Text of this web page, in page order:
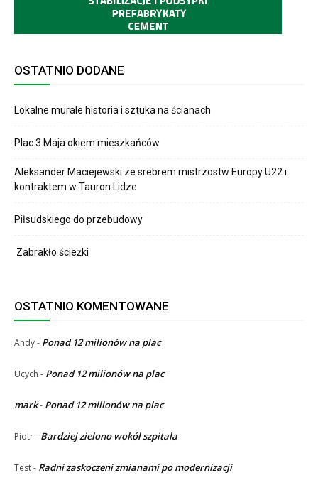
OSTATNIO DODANE
Lokalne murale historia i sztuka na ścianach
Plac 3 Maja okiem mieszkańców
Aleksander Maciejewski ze srebrem mistrzostw Europy U22 i
kontraktem w Tauron Lidze
Piłsudskiego do przebudowy
Zabrakło ścieżki
OSTATNIO KOMENTOWANE
Andy- Ponad 12 milionów na plac
Ucych - Ponad 12 milionów na plac
mark- Ponad 12 milionów na plac
Piotr- Bardziej zielono wokół szpitala
Test- Radni zaskoczeni zmianami po modernizacji